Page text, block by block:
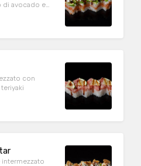
di avocado e
con